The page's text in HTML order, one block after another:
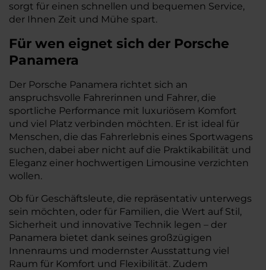
sorgt für einen schnellen und bequemen Service,
der Ihnen Zeit und Mühe spart.
Für wen eignet sich der Porsche
Panamera
Der Porsche Panamera richtet sich an
anspruchsvolle Fahrerinnen und Fahrer, die
sportliche Performance mit luxuriösem Komfort
und viel Platz verbinden möchten. Er ist ideal für
Menschen, die das Fahrerlebnis eines Sportwagens
suchen, dabei aber nicht auf die Praktikabilität und
Eleganz einer hochwertigen Limousine verzichten
wollen.
Ob für Geschäftsleute, die repräsentativ unterwegs
sein möchten, oder für Familien, die Wert auf Stil,
Sicherheit und innovative Technik legen – der
Panamera bietet dank seines großzügigen
Innenraums und modernster Ausstattung viel
Raum für Komfort und Flexibilität. Zudem